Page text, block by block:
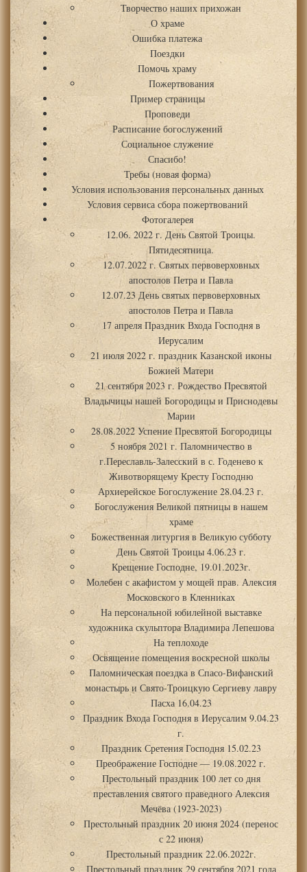
Творчество наших прихожан
О храме
Ошибка платежа
Поездки
Помочь храму
Пожертвования
Пример страницы
Проповеди
Расписание богослужений
Социальное служение
Спасибо!
Требы (новая форма)
Условия использования персональных данных
Условия сервиса сбора пожертвований
Фотогалерея
12.06. 2022 г. День Святой Троицы.
Пятидесятница.
12.07.2022 г. Святых первоверховных
апостолов Петра и Павла
12.07.23 День святых первоверховных
апостолов Петра и Павла
17 апреля Праздник Входа Господня в
Иерусалим
21 июля 2022 г. праздник Казанской иконы
Божией Матери
21 сентября 2023 г. Рождество Пресвятой
Владычицы нашей Богородицы и Приснодевы
Марии
28.08.2022 Успение Пресвятой Богородицы
5 ноября 2021 г. Паломничество в
г.Переславль-Залесский в с. Годенево к
Животворящему Кресту Господню
Архиерейское Богослужение 28.04.23 г.
Богослужения Великой пятницы в нашем
храме
Божественная литургия в Великую субботу
День Святой Троицы 4.06.23 г.
Крещение Господне, 19.01.2023г.
Молебен с акафистом у мощей прав. Алексия
Московского в Кленниках
На персональной юбилейной выставке
художника скульптора Владимира Лепешова
На теплоходе
Освящение помещения воскресной школы
Паломническая поездка в Спасо-Вифанский
монастырь и Свято-Троицкую Сергиеву лавру
Пасха 16.04.23
Праздник Входа Господня в Иерусалим 9.04.23
г.
Праздник Сретения Господня 15.02.23
Преображение Господне — 19.08.2022 г.
Престольный праздник 100 лет со дня
преставления святого праведного Алексия
Мечёва (1923-2023)
Престольный праздник 20 июня 2024 (перенос
с 22 июня)
Престольный праздник 22.06.2022г.
Престольный праздник 29 сентября 2021 года